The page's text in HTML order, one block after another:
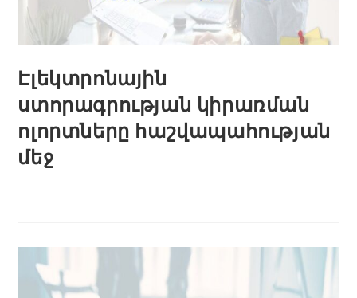
Էլեկտրոնային
ստորագրության կիրառման
ոլորտները հաշվապահության
մեջ